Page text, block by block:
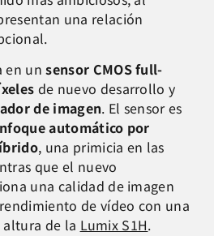
una relación
en un sensor CMOS full-
de nuevo desarrollo y
de imagen. El sensor es
automático por
, una primicia en las
que el nuevo
una calidad de imagen
de vídeo con una
altura de la Lumix S1H.